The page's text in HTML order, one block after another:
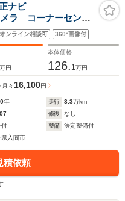
ナビ
ラ コーナーセンサ
ライト クルーズコ
イール ETC オー
オンライン相談可 360°画像付
万円
本体価格
126. 1万円
月々 16,100円
年 走行 3.3万km
修復
なし
付 整備
法定整備付
県入間市
積依頼